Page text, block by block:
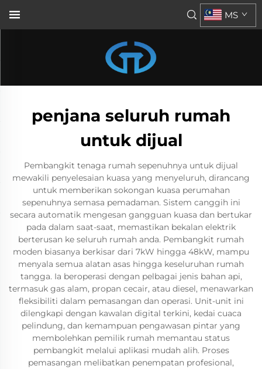
MS
penjana seluruh rumah
untuk dijual
Pembangkit tenaga rumah sepenuhnya untuk dijual
mewakili penyelesaian kuasa yang menyeluruh, dirancang
untuk memberikan sokongan kuasa perumahan
sepenuhnya semasa pemadaman. Sistem canggih ini
secara automatik mengesan gangguan kuasa dan bertukar
pada dalam saat-saat, memastikan bekalan elektrik
berterusan ke seluruh rumah anda. Pembangkit rumah
moden biasanya berkisar dari 7kW hingga 48kW, mampu
menyala semua alatan asas hingga keseluruhan rumah
tangga. Ia beroperasi dengan pelbagai jenis bahan api,
termasuk gas alam, propan cecair, atau diesel, menawarkan
fleksibiliti dalam pemasangan dan operasi. Unit-unit ini
dilengkapi dengan kawalan digital terkini, kedai cuaca
pelindung, dan kemampuan pengawasan pintar yang
membolehkan pemilik rumah memantau status
pembangkit melalui aplikasi mudah alih. Proses
pemasangan melibatkan penempatan profesional,